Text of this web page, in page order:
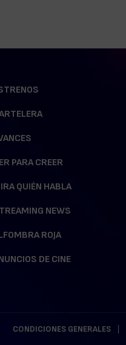
PARA CREER
QUIÉN HABLA
NEWS
ROJA
DE CINE
CONDICIONES GENERALES